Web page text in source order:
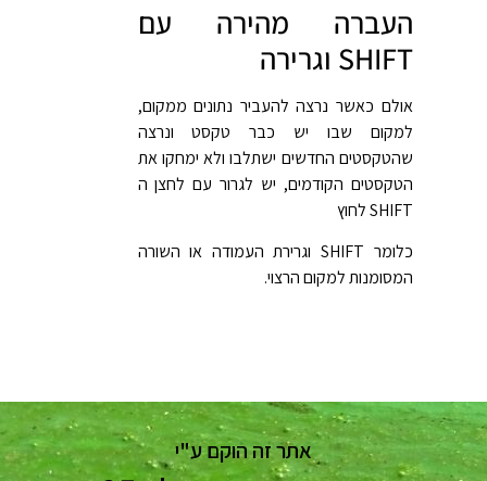
העברה מהירה עם
SHIFT וגרירה
אולם כאשר נרצה להעביר נתונים ממקום,
למקום שבו יש כבר טקסט ונרצה
שהטקסטים החדשים ישתלבו ולא ימחקו את
הטקסטים הקודמים, יש לגרור עם לחצן ה
SHIFT לחוץ
כלומר SHIFT וגרירת העמודה או השורה
המסומנות למקום הרצוי.
אתר זה הוקם ע"י